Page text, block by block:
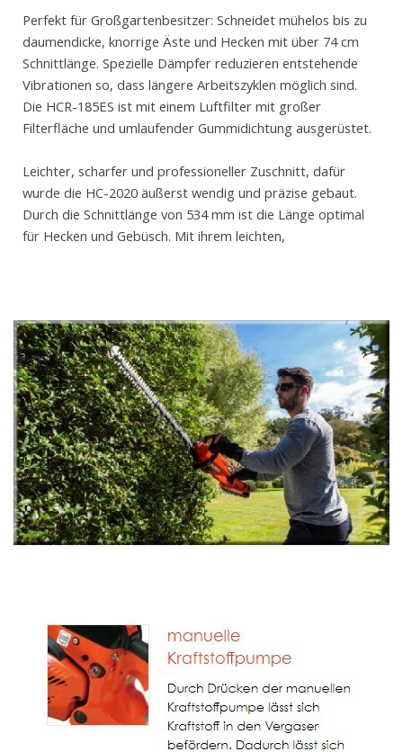
Perfekt für Großgartenbesitzer: Schneidet mühelos bis zu
daumendicke, knorrige Äste und Hecken mit über 74 cm
Schnittlänge. Spezielle Dämpfer reduzieren entstehende
Vibrationen so, dass längere Arbeitszyklen möglich sind.
Die HCR-185ES ist mit einem Luftfilter mit großer
Filterfläche und umlaufender Gummidichtung ausgerüstet.
Leichter, scharfer und professioneller Zuschnitt, dafür
wurde die HC-2020 äußerst wendig und präzise gebaut.
Durch die Schnittlänge von 534 mm ist die Länge optimal
für Hecken und Gebüsch. Mit ihrem leichten,
Wir beraten Sie gerne. Kommen Sie vorbei oder RufenSie
uns an.